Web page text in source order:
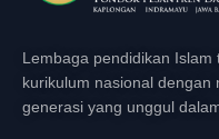
Lembaga pendidikan
kurikulum nasional
generasi yang unggul